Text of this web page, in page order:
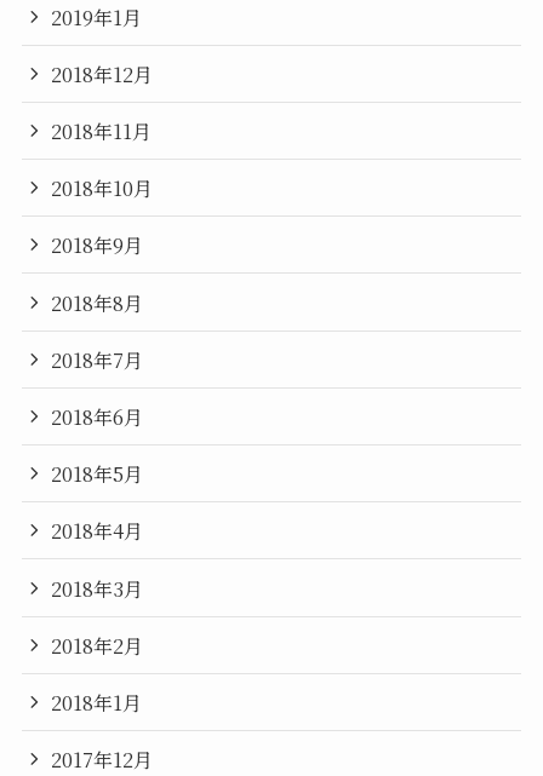
2019年1月
2018年12月
2018年11月
2018年10月
2018年9月
2018年8月
2018年7月
2018年6月
2018年5月
2018年4月
2018年3月
2018年2月
2018年1月
2017年12月